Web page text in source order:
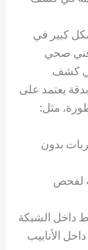
كبير في
فني صحي
كشف
يعتمد على
مثل:
بدون
لفحص
داخل الشبكة
الأنابيب